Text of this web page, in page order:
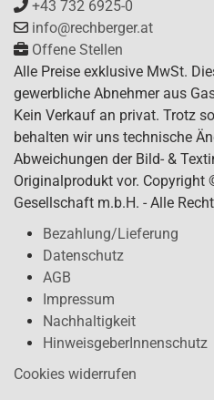
+43 732 6925-0
info@rechberger.at
Offene Stellen
Alle Preise exklusive MwSt.
gewerbliche Abnehmer aus
Kein Verkauf an privat. Trotz
behalten wir uns technische
Abweichungen der Bild- &
Originalprodukt vor. Copyright
Gesellschaft m.b.H. - Alle
Bezahlung/Lieferung
Datenschutz
AGB
Impressum
Nachhaltigkeit
HinweisgeberInnenschutz
Cookies widerrufen